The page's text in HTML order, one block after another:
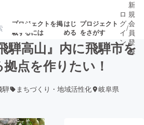
プロジェクトを掲
載するには
はじ
める
プロジェクト
をさがす
注目の新着プロ
ェクト
募集終了が近いプ
ロジェクト
もうすぐ公開
されます
ロ
グ
イ
ン
/
新
規
会
員
登
録
騨高山』内に飛騨市を
点を作りたい！
騨 まちづくり・地域活性化 岐阜県